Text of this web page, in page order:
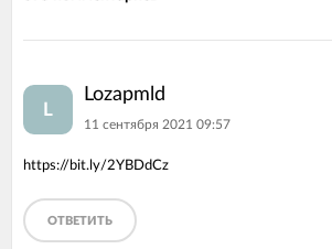
L
Lozapmld
11 сентября 2021 09:57
https://bit.ly/2YBDdCz
ОТВЕТИТЬ